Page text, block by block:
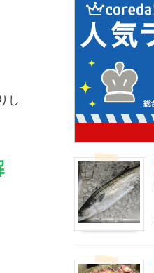
し